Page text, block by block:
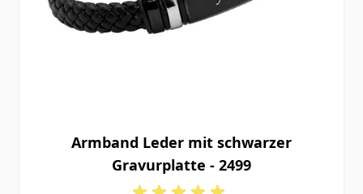
Armband Leder mit schwarzer
Gravurplatte - 2499